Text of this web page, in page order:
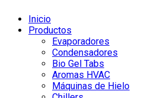
Inicio
Productos
Evaporadores
Condensadores
Bio Gel Tabs
Aromas HVAC
Máquinas de Hielo